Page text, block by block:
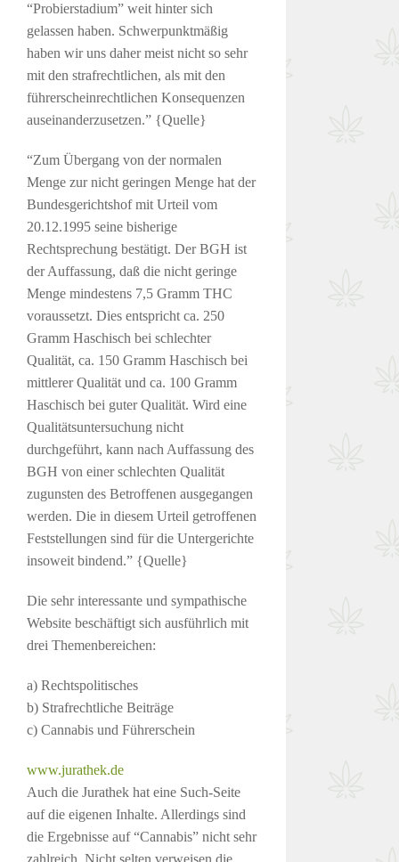
“Probierstadium” weit hinter sich
gelassen haben. Schwerpunktmäßig
haben wir uns daher meist nicht so sehr
mit den strafrechtlichen, als mit den
führerscheinrechtlichen Konsequenzen
auseinanderzusetzen.” {Quelle}
“Zum Übergang von der normalen
Menge zur nicht geringen Menge hat der
Bundesgerichtshof mit Urteil vom
20.12.1995 seine bisherige
Rechtsprechung bestätigt. Der BGH ist
der Auffassung, daß die nicht geringe
Menge mindestens 7,5 Gramm THC
voraussetzt. Dies entspricht ca. 250
Gramm Haschisch bei schlechter
Qualität, ca. 150 Gramm Haschisch bei
mittlerer Qualität und ca. 100 Gramm
Haschisch bei guter Qualität. Wird eine
Qualitätsuntersuchung nicht
durchgeführt, kann nach Auffassung des
BGH von einer schlechten Qualität
zugunsten des Betroffenen ausgegangen
werden. Die in diesem Urteil getroffenen
Feststellungen sind für die Untergerichte
insoweit bindend.” {Quelle}
Die sehr interessante und sympathische
Website beschäftigt sich ausführlich mit
drei Themenbereichen:
a) Rechtspolitisches
b) Strafrechtliche Beiträge
c) Cannabis und Führerschein
www.jurathek.de
Auch die Jurathek hat eine Such-Seite
auf die eigenen Inhalte. Allerdings sind
die Ergebnisse auf “Cannabis” nicht sehr
zahlreich. Nicht selten verweisen die